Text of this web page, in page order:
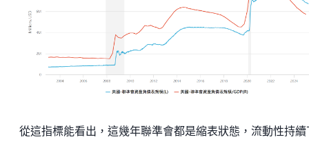
從這指標能看出，這幾年聯準會都是縮表狀態，流動性持續